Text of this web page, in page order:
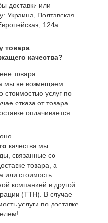
доставки или
Украина, Полтавская
124а.
товара
качества?
товара
мы не возмещаем
стоимостью услуг по
отказа от товара
оплачивается
качества мы
связанные со
товара, а
или стоимость
компанией в другой
(ТТН). В случае
услуги по доставке